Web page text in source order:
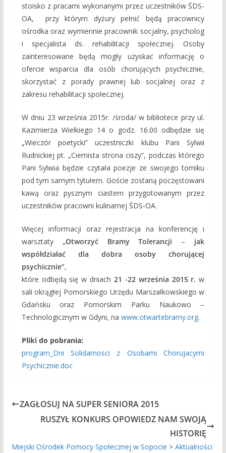
stoisko z pracami wykonanymi przez uczestników ŚDS-
OA, przy którym dyżury pełnić będą pracownicy
ośrodka oraz wymiennie pracownik socjalny, psycholog
i specjalista ds. rehabilitacji społecznej. Osoby
zainteresowane będą mogły uzyskać informację o
ofercie wsparcia dla osób chorujących psychicznie,
skorzystać z porady prawnej lub socjalnej oraz z
zakresu rehabilitacji społecznej.
W dniu 23 września 2015r. /środa/ w bibliotece przy ul.
Kazimierza Wielkiego 14 o godz. 16.00 odbędzie się
„Wieczór poetycki” uczestniczki klubu Pani Sylwii
Rudnickiej pt. „Ciernista strona ciszy”, podczas którego
Pani Sylwia będzie czytała poezje ze swojego tomiku
pod tym samym tytułem. Goście zostaną poczęstowani
kawą oraz pysznym ciastem przygotowanym przez
uczestników pracowni kulinarnej ŚDS-OA.
Więcej informacji oraz rejestracja na konferencję i
warsztaty „Otworzyć Bramy Tolerancji – jak
współdziałać dla dobra osoby chorującej
psychicznie”,
które odbędą się w dniach 21 -22 września 2015 r. w
sali okrągłej Pomorskiego Urzędu Marszałkowskiego w
Gdańsku oraz Pomorskim Parku Naukowo –
Technologicznym w Gdyni, na www.otwartebramy.org.
Pliki do pobrania:
program_Dni Solidarnosci z Osobami Chorujacymi
Psychicznie.doc
ZAGŁOSUJ NA SUPER SENIORA 2015
RUSZYŁ KONKURS OPOWIEDZ NAM SWOJĄ
HISTORIĘ
Miejski Ośrodek Pomocy Społecznej w Sopocie > Aktualności